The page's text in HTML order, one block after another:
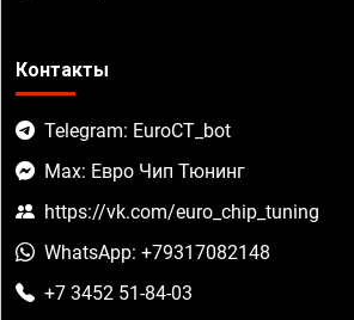
Контакты
Telegram: EuroCT_bot
Max: Евро Чип Тюнинг
https://vk.com/euro_chip_tuning
WhatsApp: +79317082148
+7 3452 51-84-03